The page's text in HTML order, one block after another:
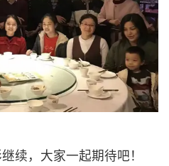
续，大家一起期待吧！